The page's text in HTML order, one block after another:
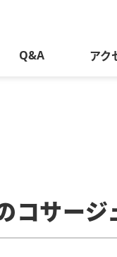
Q&A アク
コサー